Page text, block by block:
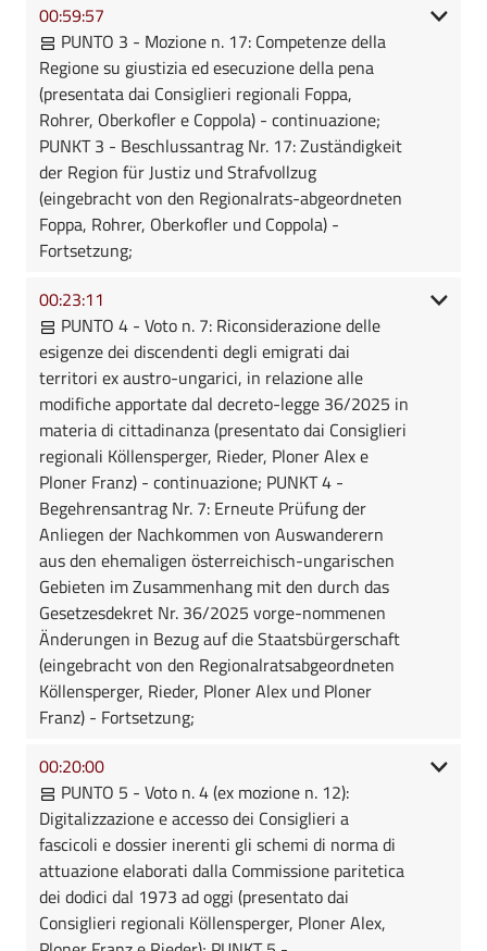
00:59:57
PUNTO 3 - Mozione n. 17: Competenze della
Regione su giustizia ed esecuzione della pena
(presentata dai Consiglieri regionali Foppa,
Rohrer, Oberkofler e Coppola) - continuazione;
PUNKT 3 - Beschlussantrag Nr. 17: Zuständigkeit
der Region für Justiz und Strafvollzug
(eingebracht von den Regionalrats-abgeordneten
Foppa, Rohrer, Oberkofler und Coppola) -
Fortsetzung;
00:23:11
PUNTO 4 - Voto n. 7: Riconsiderazione delle
esigenze dei discendenti degli emigrati dai
territori ex austro-ungarici, in relazione alle
modifiche apportate dal decreto-legge 36/2025 in
materia di cittadinanza (presentato dai Consiglieri
regionali Köllensperger, Rieder, Ploner Alex e
Ploner Franz) - continuazione; PUNKT 4 -
Begehrensantrag Nr. 7: Erneute Prüfung der
Anliegen der Nachkommen von Auswanderern
aus den ehemaligen österreichisch-ungarischen
Gebieten im Zusammenhang mit den durch das
Gesetzesdekret Nr. 36/2025 vorge-nommenen
Änderungen in Bezug auf die Staatsbürgerschaft
(eingebracht von den Regionalratsabgeordneten
Köllensperger, Rieder, Ploner Alex und Ploner
Franz) - Fortsetzung;
00:20:00
PUNTO 5 - Voto n. 4 (ex mozione n. 12):
Digitalizzazione e accesso dei Consiglieri a
fascicoli e dossier inerenti gli schemi di norma di
attuazione elaborati dalla Commissione paritetica
dei dodici dal 1973 ad oggi (presentato dai
Consiglieri regionali Köllensperger, Ploner Alex,